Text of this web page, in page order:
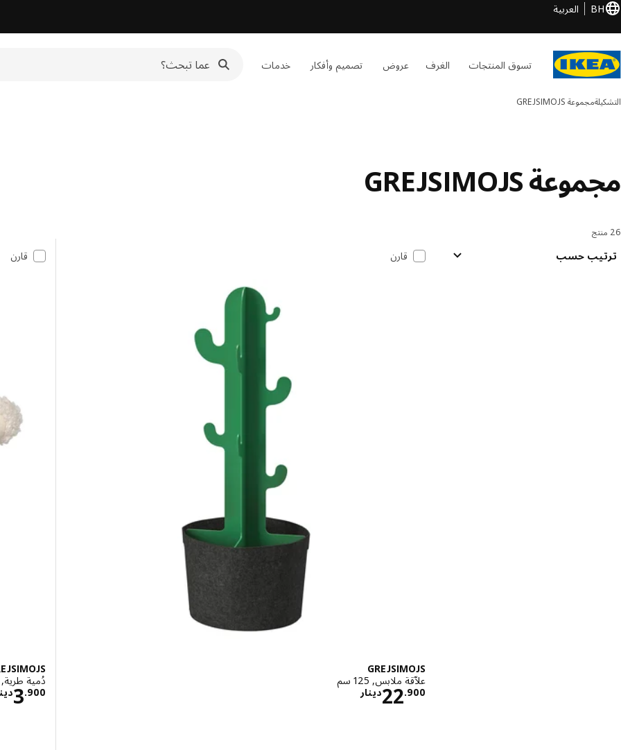
BH العربية
تسوق المنتجات الغرف عروض تصميم وأفكار خدمات
التشكيلةمجموعة GREJSIMOJS
مجموعة GREJSIMOJS
الترتيب والتصفية
26 منتج
ترتيب حسب قائمة النتائج
قارن
GREJSIMOJS
علاّقة ملابس, 125 سم
دينار22.900 الاسعار دينار 22.900
قارن
دُمية طرية,
3.900